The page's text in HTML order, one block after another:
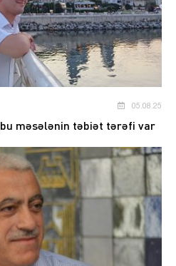
05.08.25
məsələnin təbiət tərəfi var